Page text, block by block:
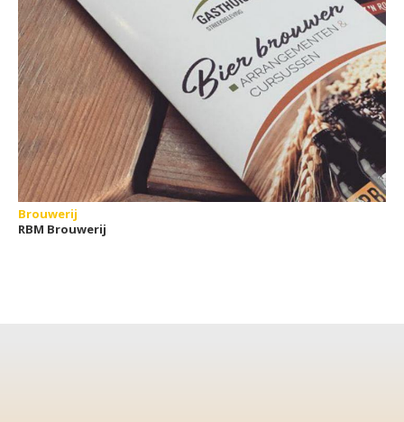
Brouwerij
RBM Brouwerij